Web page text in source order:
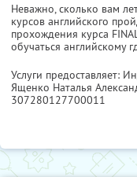
Неважно, сколько вам
курсов английского
прохождения курса
обучаться английскому
Услуги предоставляет:
Ященко Наталья
307280127700011